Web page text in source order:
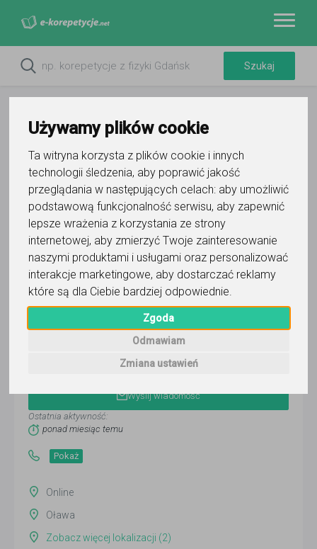
Używamy plików cookie
Ta witryna korzysta z plików cookie i innych
technologii śledzenia, aby poprawić jakość
przeglądania w następujących celach: aby umożliwić
podstawową funkcjonalność serwisu, aby zapewnić
lepsze wrażenia z korzystania ze strony
internetowej, aby zmierzyć Twoje zainteresowanie
naszymi produktami i usługami oraz personalizować
interakcje marketingowe, aby dostarczać reklamy
które są dla Ciebie bardziej odpowiednie
Zgoda
Odmawiam
Zmiana ustawień
Do ulubionych
Oznacz wystąpienie kontaktu
Wyślij wiadomość
Ostatnia aktywność:
ponad miesiąc temu
Pokaż
Online
Oława
Zobacz więcej lokalizacji (2)